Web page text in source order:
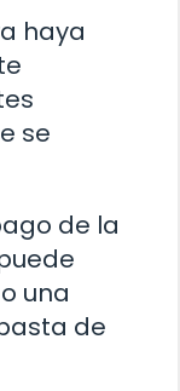
haya
se
de la
una
de